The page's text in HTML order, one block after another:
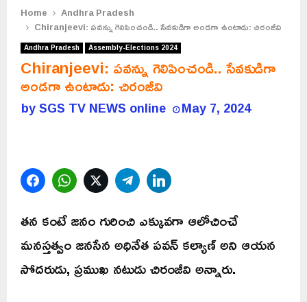
Home
Andhra Pradesh
Chiranjeevi: పవన్ను గెలిపించండి.. సేవకుడిగా అండగా ఉంటాడు: చిరంజీవి
Andhra Pradesh Assembly-Elections 2024
Chiranjeevi: పవన్ను గెలిపించండి.. సేవకుడిగా
అండగా ఉంటాడు: చిరంజీవి
bySGS TV NEWS online May 7, 2024
FacebookWhatsAppTwitterTelegram
తన కంటే జనం గురించి ఎక్కువగా ఆలోచించే
మనస్తత్వం జనసేన అధినేత పవన్ కల్యాణ్ అని ఆయన
సోదరుడు, ప్రముఖ నటుడు చిరంజీవి అన్నారు.